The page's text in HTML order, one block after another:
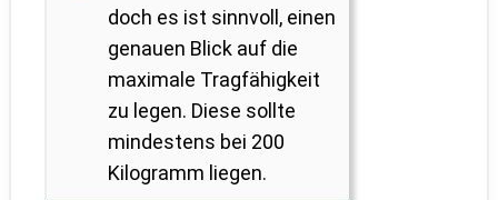
doch es ist sinnvoll, einen
genauen Blick auf die
maximale Tragfähigkeit
zu legen. Diese sollte
mindestens bei 200
Kilogramm liegen.